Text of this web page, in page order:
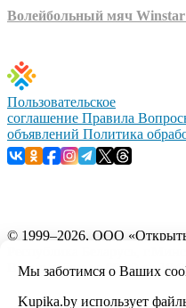
Мы заботимся о Ваших
Kupika.by использует
Пользовательское
соглашение Правила
объявлений Политика
© 1999–2026, ООО
Время работы с 09:00 до